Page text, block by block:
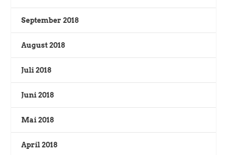
September 2018
August 2018
Juli 2018
Juni 2018
Mai 2018
April 2018